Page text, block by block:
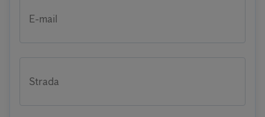
E-mail
Strada